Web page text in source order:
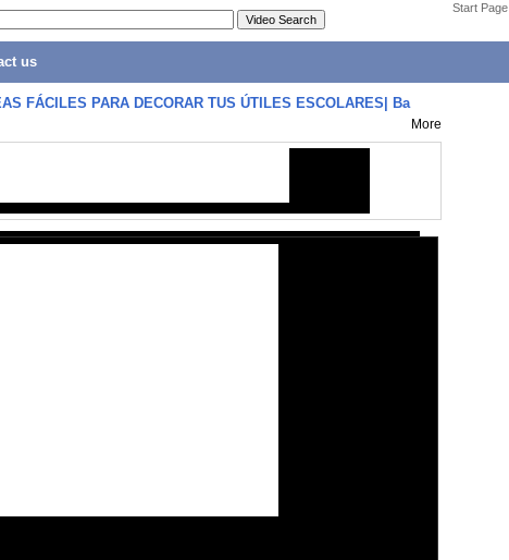
Start Page
us
FÁCILES PARA DECORAR TUS ÚTILES ESCOLARES| Ba
More